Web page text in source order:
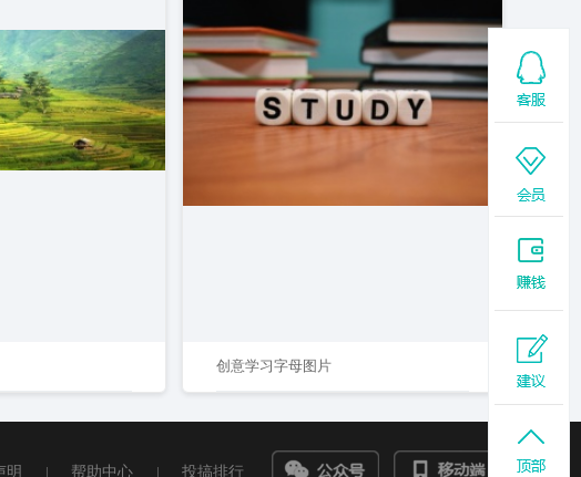
创意学习字母图片
明 | 帮助中心 | 投搞排行